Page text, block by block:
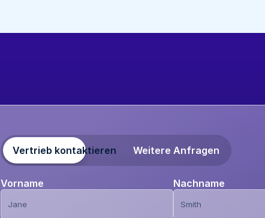
Vertrieb kontaktieren Weitere Anfragen
Vorname Nachname